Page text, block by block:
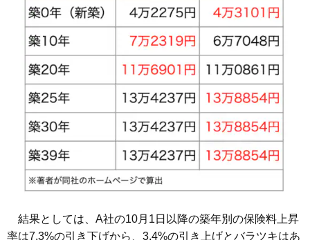
結果としては、A社の10月1日以降の築年別の保険料上昇
率は7.3%の引き下げから、3.4%の引き上げとバラツキはあ